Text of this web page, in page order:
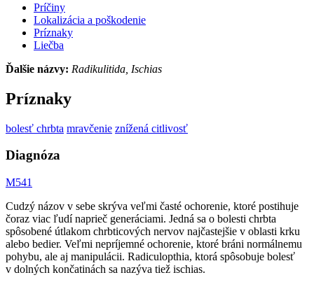
Príčiny
Lokalizácia a poškodenie
Príznaky
Liečba
Ďalšie názvy: Radikulitida, Ischias
Príznaky
bolesť chrbta mravčenie znížená citlivosť
Diagnóza
M541
Cudzý názov v sebe skrýva veľmi časté ochorenie, ktoré postihuje
čoraz viac ľudí naprieč generáciami. Jedná sa o bolesti chrbta
spôsobené útlakom chrbticových nervov najčastejšie v oblasti krku
alebo bedier. Veľmi nepríjemné ochorenie, ktoré bráni normálnemu
pohybu, ale aj manipulácii. Radiculopthia, ktorá spôsobuje bolesť
v dolných končatinách sa nazýva tiež ischias.